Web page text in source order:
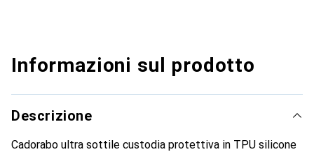
Informazioni sul prodotto
Descrizione
Cadorabo ultra sottile custodia protettiva in TPU silicone